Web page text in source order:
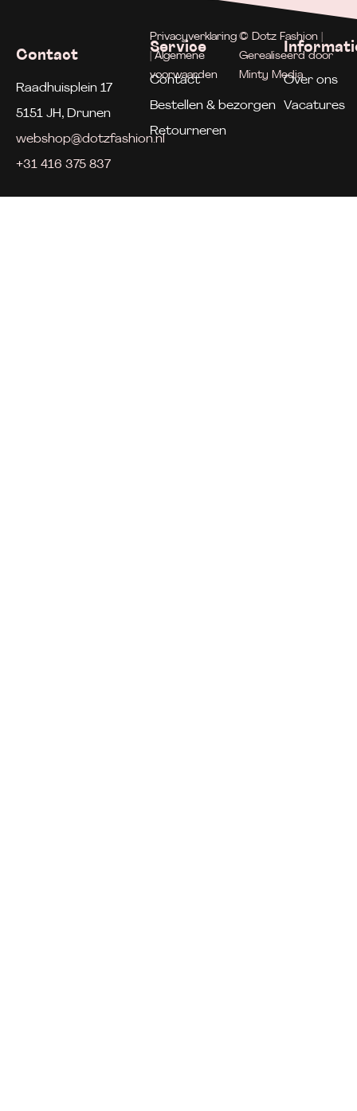
Contact
Raadhuisplein 17
5151 JH, Drunen
webshop@dotzfashion.nl
+31 416 375 837
Service
Contact
Bestellen & bezorgen
Retourneren
Over ons
Vacatures
Privacyverklaring
| Algemene
voorwaarden
© Dotz Fashion |
Gerealiseerd door
Minty Media